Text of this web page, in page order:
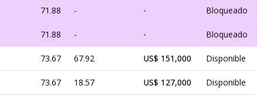
71.88 - - Bloqueado
71.88 - - Bloqueado
73.67 67.92 US$ 151,000 Disponible
73.67 18.57 US$ 127,000 Disponible